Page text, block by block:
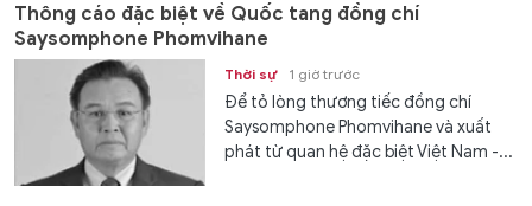
Thông cáo đặc biệt về Quốc tang đồng chí
Saysomphone Phomvihane
Thời sự 1 giờ trước
Để tỏ lòng thương tiếc đồng chí
Saysomphone Phomvihane và xuất
phát từ quan hệ đặc biệt Việt Nam -...